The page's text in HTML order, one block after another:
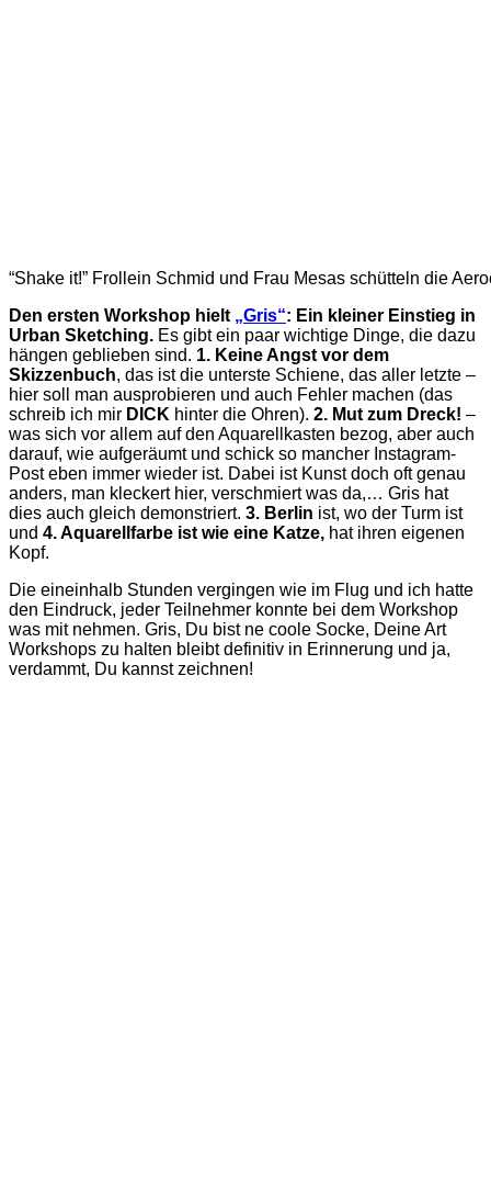
“Shake it!” Frollein Schmid und Frau Mesas schütteln die
Den ersten Workshop hielt „Gris“: Ein kleiner Einstieg in
Urban Sketching. Es gibt ein paar wichtige Dinge, die dazu
hängen geblieben sind. 1. Keine Angst vor dem
Skizzenbuch, das ist die unterste Schiene, das aller letzte –
hier soll man ausprobieren und auch Fehler machen (das
schreib ich mir DICK hinter die Ohren). 2. Mut zum Dreck! –
was sich vor allem auf den Aquarellkasten bezog, aber auch
darauf, wie aufgeräumt und schick so mancher Instagram-
Post eben immer wieder ist. Dabei ist Kunst doch oft genau
anders, man kleckert hier, verschmiert was da,… Gris hat
dies auch gleich demonstriert. 3. Berlin ist, wo der Turm ist
und 4. Aquarellfarbe ist wie eine Katze, hat ihren eigenen
Kopf.
Die eineinhalb Stunden vergingen wie im Flug und ich hatte
den Eindruck, jeder Teilnehmer konnte bei dem Workshop
was mit nehmen. Gris, Du bist ne coole Socke, Deine Art
Workshops zu halten bleibt definitiv in Erinnerung und ja,
verdammt, Du kannst zeichnen!